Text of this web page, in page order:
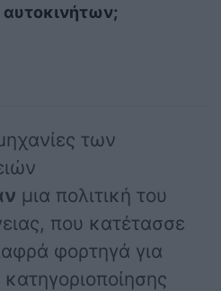
αυτοκινήτων;
των
μια πολιτική του
που κατέτασσε
φορτηγά για